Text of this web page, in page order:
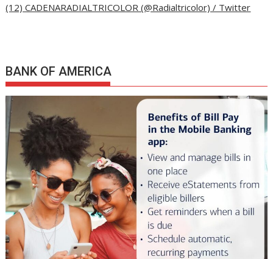
(12) CADENARADIALTRICOLOR (@Radialtricolor) / Twitter
BANK OF AMERICA